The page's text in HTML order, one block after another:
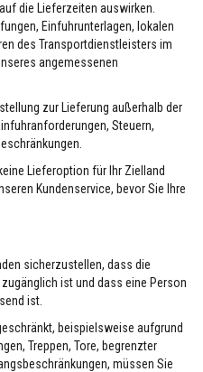
die Lieferzeiten auswirken.
Einfuhrunterlagen, lokalen
des Transportdienstleisters im
angemessenen
zur Lieferung außerhalb der
Steuern,
Lieferoption für Ihr Zielland
Kundenservice, bevor Sie Ihre
sicherzustellen, dass die
ist und dass eine Person
ist.
beispielsweise aufgrund
Treppen, Tore, begrenzter
müssen Sie